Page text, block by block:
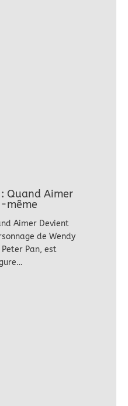
Quand Aimer
même
Aimer Devient
de Wendy
Pan, est